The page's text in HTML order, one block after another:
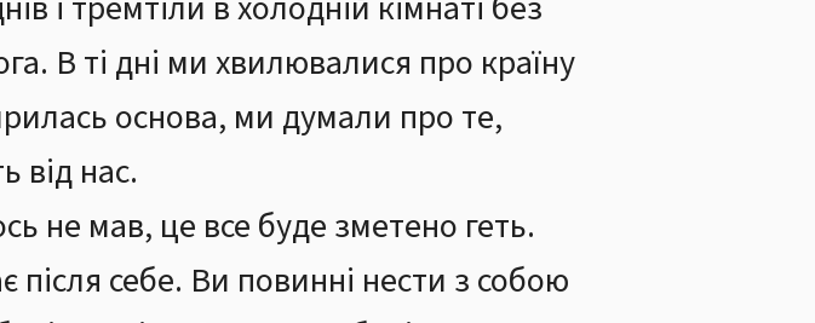
В ті дні ми хвилювалися про країну
основа, ми думали про те,
від нас.
не мав, це все буде зметено геть.
себе. Ви повинні нести з собою